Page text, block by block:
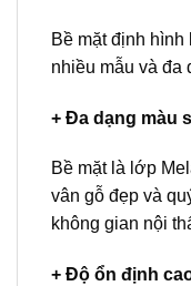
Bề mặt định hình
nhiều mẫu và đa
+ Đa dạng màu
Bề mặt là lớp
vân gỗ đẹp và
không gian nội
+ Độ ổn định